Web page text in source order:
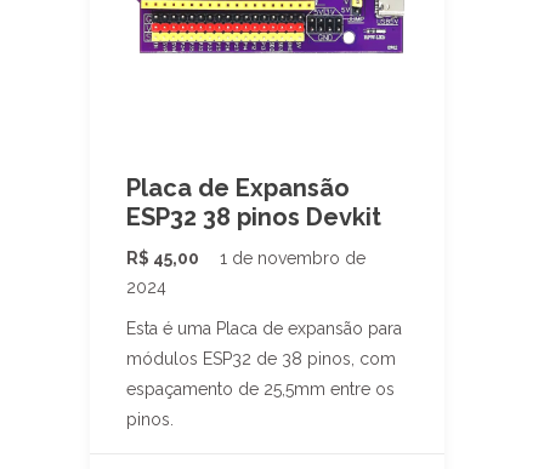
Placa de Expansão
ESP32 38 pinos Devkit
R$ 45,00
1 de novembro de
2024
Esta é uma Placa de expansão para
módulos ESP32 de 38 pinos, com
espaçamento de 25,5mm entre os
pinos.